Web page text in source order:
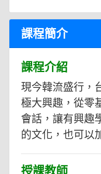
課程簡介
課程介紹
現今韓流盛行，
極大興趣，從零
會話，讓有興趣
的文化，也可以
授課教師